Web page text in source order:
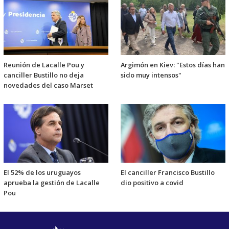
Reunión de Lacalle Pou y
canciller Bustillo no deja
novedades del caso Marset
Argimón en Kiev: "Estos días han
sido muy intensos"
El 52% de los uruguayos
aprueba la gestión de Lacalle
Pou
El canciller Francisco Bustillo
dio positivo a covid